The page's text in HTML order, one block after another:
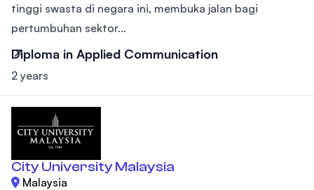
tinggi swasta di negara ini, membuka jalan bagi
pertumbuhan sektor...
Diploma in Applied Communication
2 years
City University Malaysia
Malaysia